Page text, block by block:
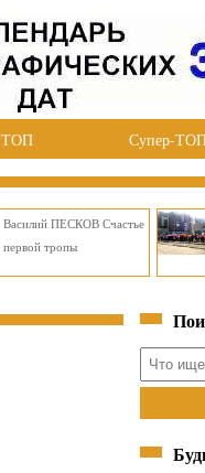
ТОП Супер-
Василий ПЕСКОВ Счастье
первой тропы